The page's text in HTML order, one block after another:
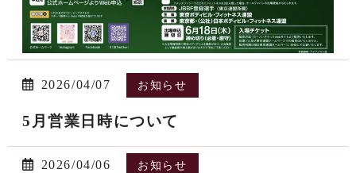
2026/04/07 お知らせ
5月営業日時について
2026/04/06 お知らせ